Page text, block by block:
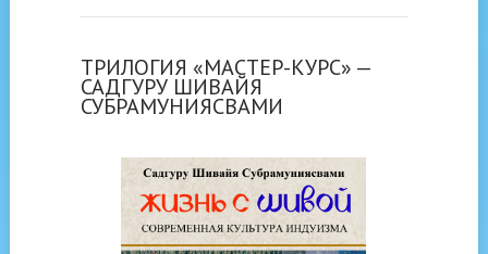
ТРИЛОГИЯ «МАСТЕР-КУРС» —
САДГУРУ ШИВАЙЯ
СУБРАМУНИЯСВАМИ